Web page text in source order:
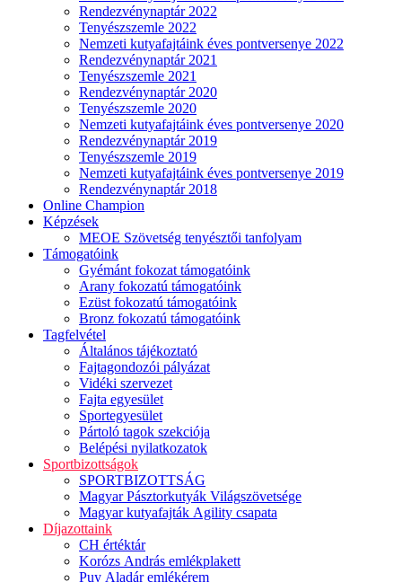
Rendezvénynaptár 2022
Tenyészszemle 2022
Nemzeti kutyafajtáink éves pontversenye 2022
Rendezvénynaptár 2021
Tenyészszemle 2021
Rendezvénynaptár 2020
Tenyészszemle 2020
Nemzeti kutyafajtáink éves pontversenye 2020
Rendezvénynaptár 2019
Tenyészszemle 2019
Nemzeti kutyafajtáink éves pontversenye 2019
Rendezvénynaptár 2018
Online Champion
Képzések
MEOE Szövetség tenyésztői tanfolyam
Támogatóink
Gyémánt fokozat támogatóink
Arany fokozatú támogatóink
Ezüst fokozatú támogatóink
Bronz fokozatú támogatóink
Tagfelvétel
Általános tájékoztató
Fajtagondozói pályázat
Vidéki szervezet
Fajta egyesület
Sportegyesület
Pártoló tagok szekciója
Belépési nyilatkozatok
Sportbizottságok
SPORTBIZOTTSÁG
Magyar Pásztorkutyák Világszövetsége
Magyar kutyafajták Agility csapata
Díjazottaink
CH értéktár
Korózs András emlékplakett
Puy Aladár emlékérem